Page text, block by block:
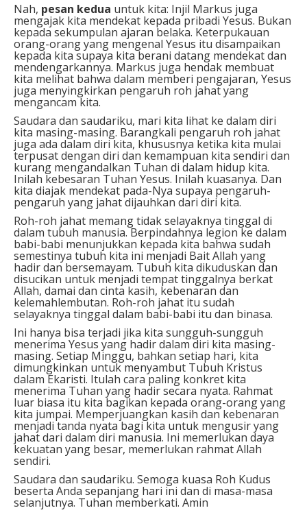
Nah, pesan kedua untuk kita: Injil Markus juga
mengajak kita mendekat kepada pribadi Yesus. Bukan
kepada sekumpulan ajaran belaka. Keterpukauan
orang-orang yang mengenal Yesus itu disampaikan
kepada kita supaya kita berani datang mendekat dan
mendengarkannya. Markus juga hendak membuat
kita melihat bahwa dalam memberi pengajaran, Yesus
juga menyingkirkan pengaruh roh jahat yang
mengancam kita.
Saudara dan saudariku, mari kita lihat ke dalam diri
kita masing-masing. Barangkali pengaruh roh jahat
juga ada dalam diri kita, khususnya ketika kita mulai
terpusat dengan diri dan kemampuan kita sendiri dan
kurang mengandalkan Tuhan di dalam hidup kita.
Inilah kebesaran Tuhan Yesus. Inilah kuasanya. Dan
kita diajak mendekat pada-Nya supaya pengaruh-
pengaruh yang jahat dijauhkan dari diri kita.
Roh-roh jahat memang tidak selayaknya tinggal di
dalam tubuh manusia. Berpindahnya legion ke dalam
babi-babi menunjukkan kepada kita bahwa sudah
semestinya tubuh kita ini menjadi Bait Allah yang
hadir dan bersemayam. Tubuh kita dikuduskan dan
disucikan untuk menjadi tempat tinggalnya berkat
Allah, damai dan cinta kasih, kebenaran dan
kelemahlembutan. Roh-roh jahat itu sudah
selayaknya tinggal dalam babi-babi itu dan binasa.
Ini hanya bisa terjadi jika kita sungguh-sungguh
menerima Yesus yang hadir dalam diri kita masing-
masing. Setiap Minggu, bahkan setiap hari, kita
dimungkinkan untuk menyambut Tubuh Kristus
dalam Ekaristi. Itulah cara paling konkret kita
menerima Tuhan yang hadir secara nyata. Rahmat
luar biasa itu kita bagikan kepada orang-orang yang
kita jumpai. Memperjuangkan kasih dan kebenaran
menjadi tanda nyata bagi kita untuk mengusir yang
jahat dari dalam diri manusia. Ini memerlukan daya
kekuatan yang besar, memerlukan rahmat Allah
sendiri.
Saudara dan saudariku. Semoga kuasa Roh Kudus
beserta Anda sepanjang hari ini dan di masa-masa
selanjutnya. Tuhan memberkati. Amin